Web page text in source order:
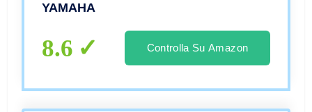
YAMAHA
8.6 Controlla Su Amazon